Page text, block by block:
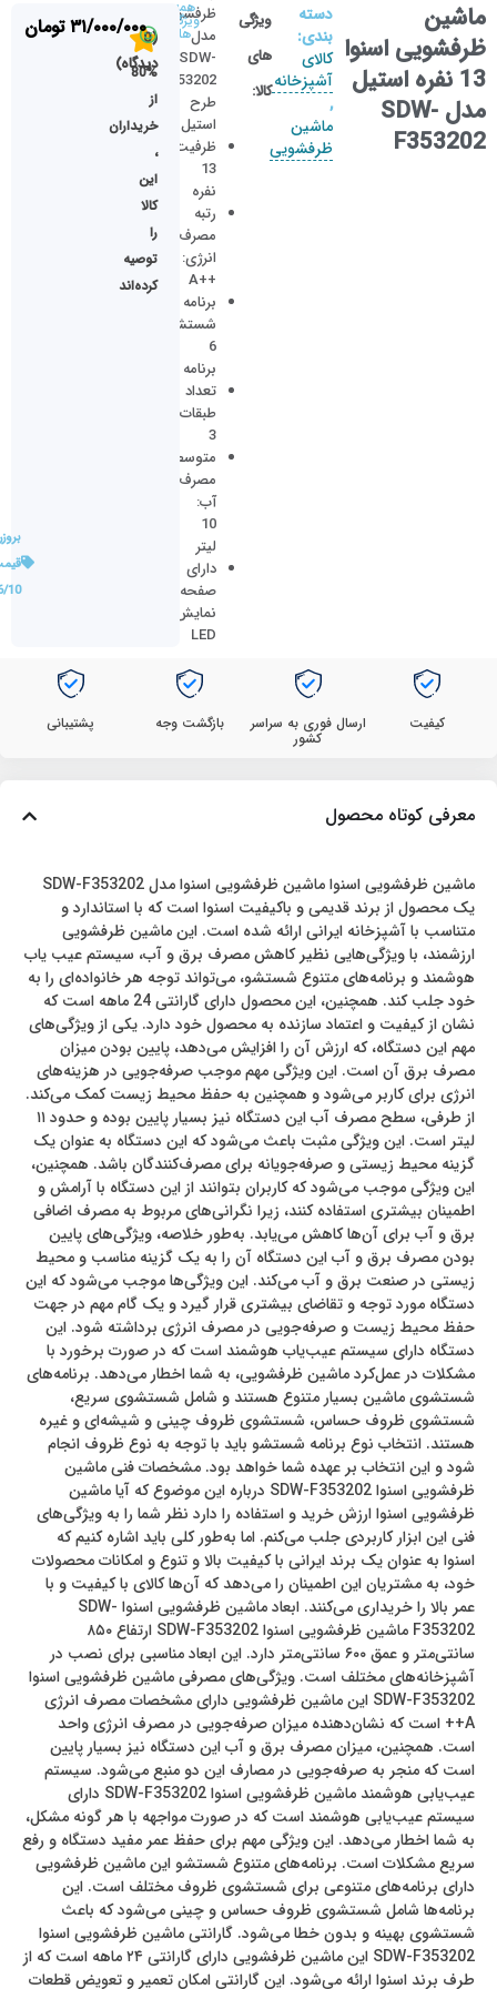
ماشین
ظرفشویی اسنوا
13 نفره استیل
مدل SDW-
F353202
دسته
بندی:
کالای
آشپزخانه
,
ماشین
ظرفشویی
ویژگی
های
کالا:
ظرفشویی
مدل
SDW-
طرح
استیل
ظرفیت:
13
نفره
رتبه
مصرف
انرژی:
++A
برنامه
شستشو:
6
برنامه
تعداد
طبقات:
3
متوسط
مصرف
آب:
10
لیتر
دارای
صفحه
نمایش
LED
همه
ویژگی
ها
(0
دیدگاه)
80%
از
خریداران
،
این
کالا
را
توصیه
کرده‌اند
۳۱/۰۰۰/۰۰۰ تومان
10
کیفیت ارسال فوری به سراسر
کشور
بازگشت وجه پشتیبانی
معرفی کوتاه محصول
ماشین ظرفشویی اسنوا ماشین ظرفشویی اسنوا مدل SDW-F353202
یک محصول از برند قدیمی و باکیفیت اسنوا است که با استاندارد و
متناسب با آشپزخانه ایرانی ارائه شده است. این ماشین ظرفشویی
ارزشمند، با ویژگی‌هایی نظیر کاهش مصرف برق و آب، سیستم عیب یاب
هوشمند و برنامه‌های متنوع شستشو، می‌تواند توجه هر خانواده‌ای را به
خود جلب کند. همچنین، این محصول دارای گارانتی 24 ماهه است که
نشان از کیفیت و اعتماد سازنده به محصول خود دارد. یکی از ویژگی‌های
مهم این دستگاه، که ارزش آن را افزایش می‌دهد، پایین بودن میزان
مصرف برق آن است. این ویژگی مهم موجب صرفه‌جویی در هزینه‌های
انرژی برای کاربر می‌شود و همچنین به حفظ محیط زیست کمک می‌کند.
از طرفی، سطح مصرف آب این دستگاه نیز بسیار پایین بوده و حدود ۱۱
لیتر است. این ویژگی مثبت باعث می‌شود که این دستگاه به عنوان یک
گزینه محیط زیستی و صرفه‌جویانه برای مصرف‌کنندگان باشد. همچنین،
این ویژگی موجب می‌شود که کاربران بتوانند از این دستگاه با آرامش و
اطمینان بیشتری استفاده کنند، زیرا نگرانی‌های مربوط به مصرف اضافی
برق و آب برای آن‌ها کاهش می‌یابد. به‌طور خلاصه، ویژگی‌های پایین
بودن مصرف برق و آب این دستگاه آن را به یک گزینه مناسب و محیط
زیستی در صنعت برق و آب می‌کند. این ویژگی‌ها موجب می‌شود که این
دستگاه مورد توجه و تقاضای بیشتری قرار گیرد و یک گام مهم در جهت
حفظ محیط زیست و صرفه‌جویی در مصرف انرژی برداشته شود. این
دستگاه دارای سیستم عیب‌یاب هوشمند است که در صورت برخورد با
مشکلات در عمل‌کرد ماشین ظرفشویی، به شما اخطار می‌دهد. برنامه‌های
شستشوی ماشین بسیار متنوع هستند و شامل شستشوی سریع،
شستشوی ظروف حساس، شستشوی ظروف چینی و شیشه‌ای و غیره
هستند. انتخاب نوع برنامه شستشو باید با توجه به نوع ظروف انجام
شود و این انتخاب بر عهده شما خواهد بود. مشخصات فنی ماشین
ظرفشویی اسنوا SDW-F353202 درباره این موضوع که آیا ماشین
ظرفشویی اسنوا ارزش خرید و استفاده را دارد نظر شما را به ویژگی‌های
فنی این ابزار کاربردی جلب می‌کنم. اما به‌طور کلی باید اشاره کنیم که
اسنوا به عنوان یک برند ایرانی با کیفیت بالا و تنوع و امکانات محصولات
خود، به مشتریان این اطمینان را می‌دهد که آن‌ها کالای با کیفیت و با
عمر بالا را خریداری می‌کنند. ابعاد ماشین ظرفشویی اسنوا SDW-
F353202 ماشین ظرفشویی اسنوا SDW-F353202 ارتفاع ۸۵۰
سانتی‌متر و عمق ۶۰۰ سانتی‌متر دارد. این ابعاد مناسبی برای نصب در
آشپزخانه‌های مختلف است. ویژگی‌های مصرفی ماشین ظرفشویی اسنوا
SDW-F353202 این ماشین ظرفشویی دارای مشخصات مصرف انرژی
A++ است که نشان‌دهنده میزان صرفه‌جویی در مصرف انرژی واحد
است. همچنین، میزان مصرف برق و آب این دستگاه نیز بسیار پایین
است که منجر به صرفه‌جویی در مصارف این دو منبع می‌شود. سیستم
عیب‌یابی هوشمند ماشین ظرفشویی اسنوا SDW-F353202 دارای
سیستم عیب‌یابی هوشمند است که در صورت مواجهه با هر گونه مشکل،
به شما اخطار می‌دهد. این ویژگی مهم برای حفظ عمر مفید دستگاه و رفع
سریع مشکلات است. برنامه‌های متنوع شستشو این ماشین ظرفشویی
دارای برنامه‌های متنوعی برای شستشوی ظروف مختلف است. این
برنامه‌ها شامل شستشوی ظروف حساس و چینی می‌شود که باعث
شستشوی بهینه و بدون خطا می‌شود. گارانتی ماشین ظرفشویی اسنوا
SDW-F353202 این ماشین ظرفشویی دارای گارانتی ۲۴ ماهه است که از
طرف برند اسنوا ارائه می‌شود. این گارانتی امکان تعمیر و تعویض قطعات